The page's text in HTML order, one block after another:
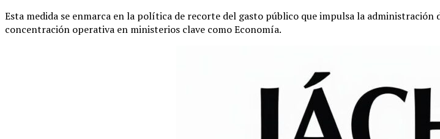
Esta medida se enmarca en la política de recorte del gasto público que impulsa la
concentración operativa en ministerios clave como Economía.